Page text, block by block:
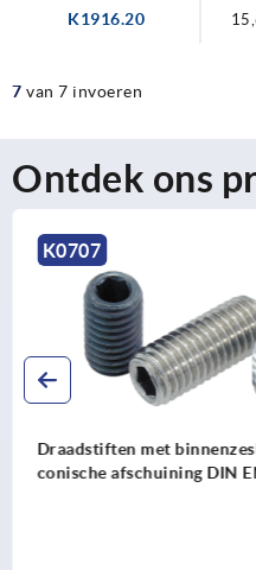
K1916.20
7 van 7 invoeren
Ontdek ons
K0393
Drukstukken